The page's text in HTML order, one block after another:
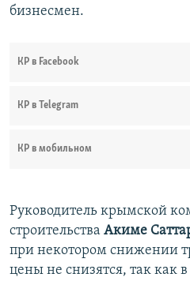
бизнесмен.
КР в Facebook
КР в Telegram
КР в мобильном
Руководитель крымской
строительства Акиме
при некотором снижении
цены не снизятся, так как